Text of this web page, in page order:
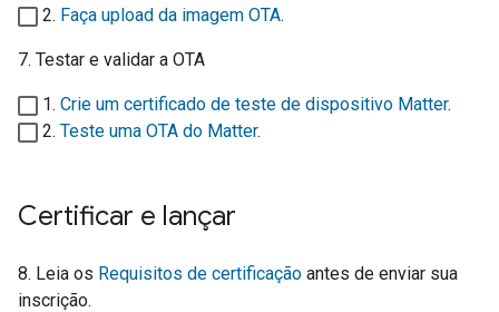
2. Faça upload da imagem OTA.
7. Testar e validar a OTA
1. Crie um certificado de teste de dispositivo Matter.
2. Teste uma OTA do Matter.
Certificar e lançar
8. Leia os Requisitos de certificação antes de enviar sua
inscrição.